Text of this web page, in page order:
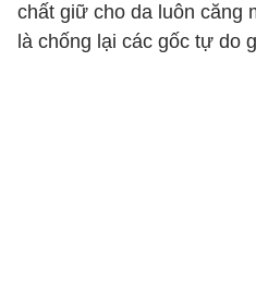
chất giữ cho da luôn căng
là chống lại các gốc tự do